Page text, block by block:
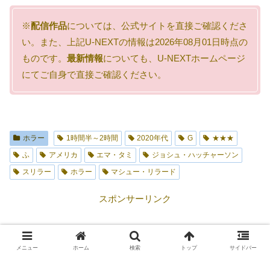
※配信作品については、公式サイトを直接ご確認くださ
い。また、上記U-NEXTの情報は2026年08月01日時点の
ものです。 最新情報についても、U-NEXTホームページ
にてご自身で直接ご確認ください。
ホラー 1時間半～2時間 2020年代 G
★★★
ふ
アメリカ エマ・タミ
ジョシュ・ハッチャーソン
スリラー
ホラー マシュー・リラード
スポンサーリンク
メニュー ホーム 検索 トップ サイドバー